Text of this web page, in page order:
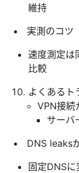
維持
実測のコツ
速度測定は
比較
よくあるト
VPN接続
サーバ
DNS leaks
固定DNS